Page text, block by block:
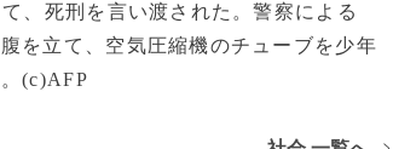
、死刑を言い渡された。警察による
を立て、空気圧縮機のチューブを少年
(c)AFP